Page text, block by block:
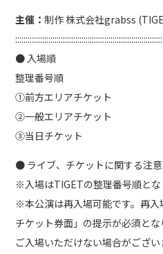
主催：制作 株式会社grabss
● 入場順
整理番号順
①前方エリアチケット
②一般エリアチケット
③当日チケット
● ライブ、チケットに関する注
※入場はTIGETの整理番号順とな
※本公演は再入場可能です。再
チケット券面」の提示が必須と
ご入場いただけない場合がござ